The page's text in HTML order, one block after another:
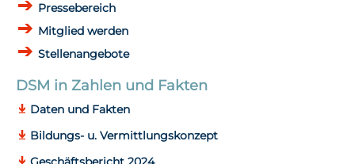
Pressebereich
Mitglied werden
Stellenangebote
DSM in Zahlen und Fakten
Daten und Fakten
Bildungs- u. Vermittlungskonzept